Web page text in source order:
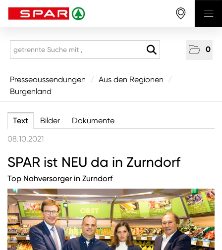
0
Presseaussendungen
National
Aus den Regionen
Vorarlberg
Salzburg
Oberösterreich
Niederösterreich
Wien
Burgenland
Steiermark
Presseaussendungen / Aus den Regionen
/
Burgenland
Text Bilder
Dokumente
08.10.2021
SPAR ist NEU da in Zurndorf
Top Nahversorger in Zurndorf